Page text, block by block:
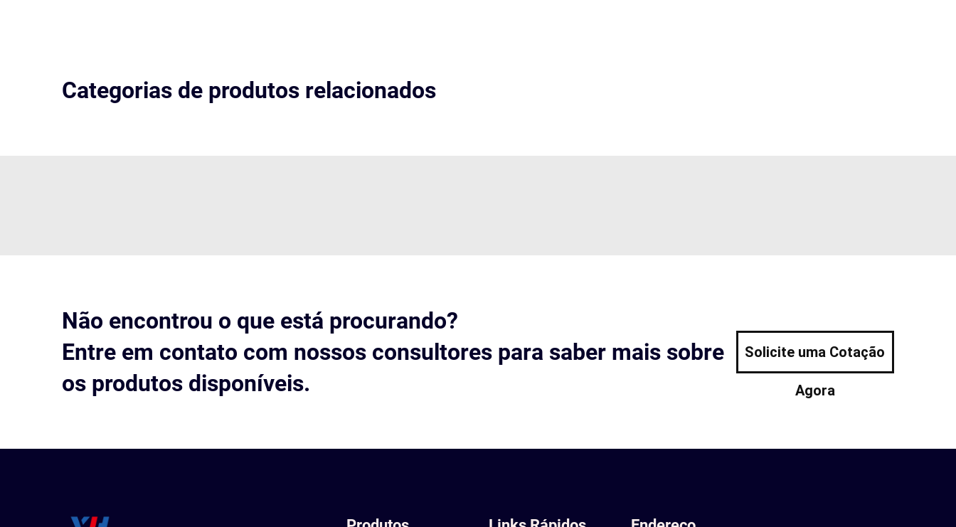
Categorias de produtos relacionados
Não encontrou o que está procurando?
Entre em contato com nossos consultores para saber mais sobre
os produtos disponíveis.
Solicite uma Cotação
Agora